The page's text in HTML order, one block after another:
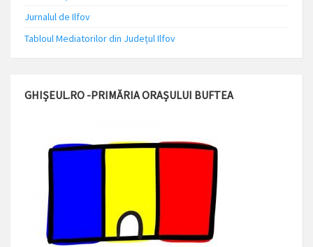
Jurnalul de Ilfov
Tabloul Mediatorilor din Județul Ilfov
GHIȘEUL.RO -PRIMĂRIA ORAȘULUI BUFTEA